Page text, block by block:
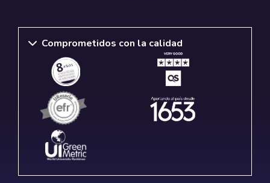
Comprometidos con la calidad